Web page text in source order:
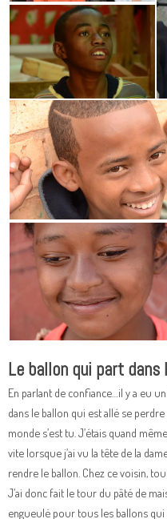
Le ballon qui part
En parlant de confiance…il y a eu
dans le ballon qui est allé se
monde s’est tu. J’étais quand
vite lorsque j’ai vu la tête de la
rendre le ballon. Chez ce voisin,
J’ai donc fait le tour du pâté de
engueulé pour tous les ballons qui